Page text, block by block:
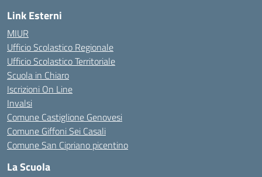
Link Esterni
MIUR
Ufficio Scolastico Regionale
Ufficio Scolastico Territoriale
Scuola in Chiaro
Iscrizioni On Line
Invalsi
Comune Castiglione Genovesi
Comune Giffoni Sei Casali
Comune San Cipriano picentino
La Scuola